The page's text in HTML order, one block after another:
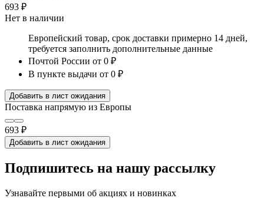
693 ₽
Нет в наличии
Европейский товар, срок доставки примерно 14 дней,
требуется заполнить дополнительные данные
Почтой России от 0 ₽
В пункте выдачи от 0 ₽
Добавить в лист ожидания
Поставка напрямую из Европы
693 ₽
Добавить в лист ожидания
Подпишитесь на нашу рассылку
Узнавайте первыми об акциях и новинках